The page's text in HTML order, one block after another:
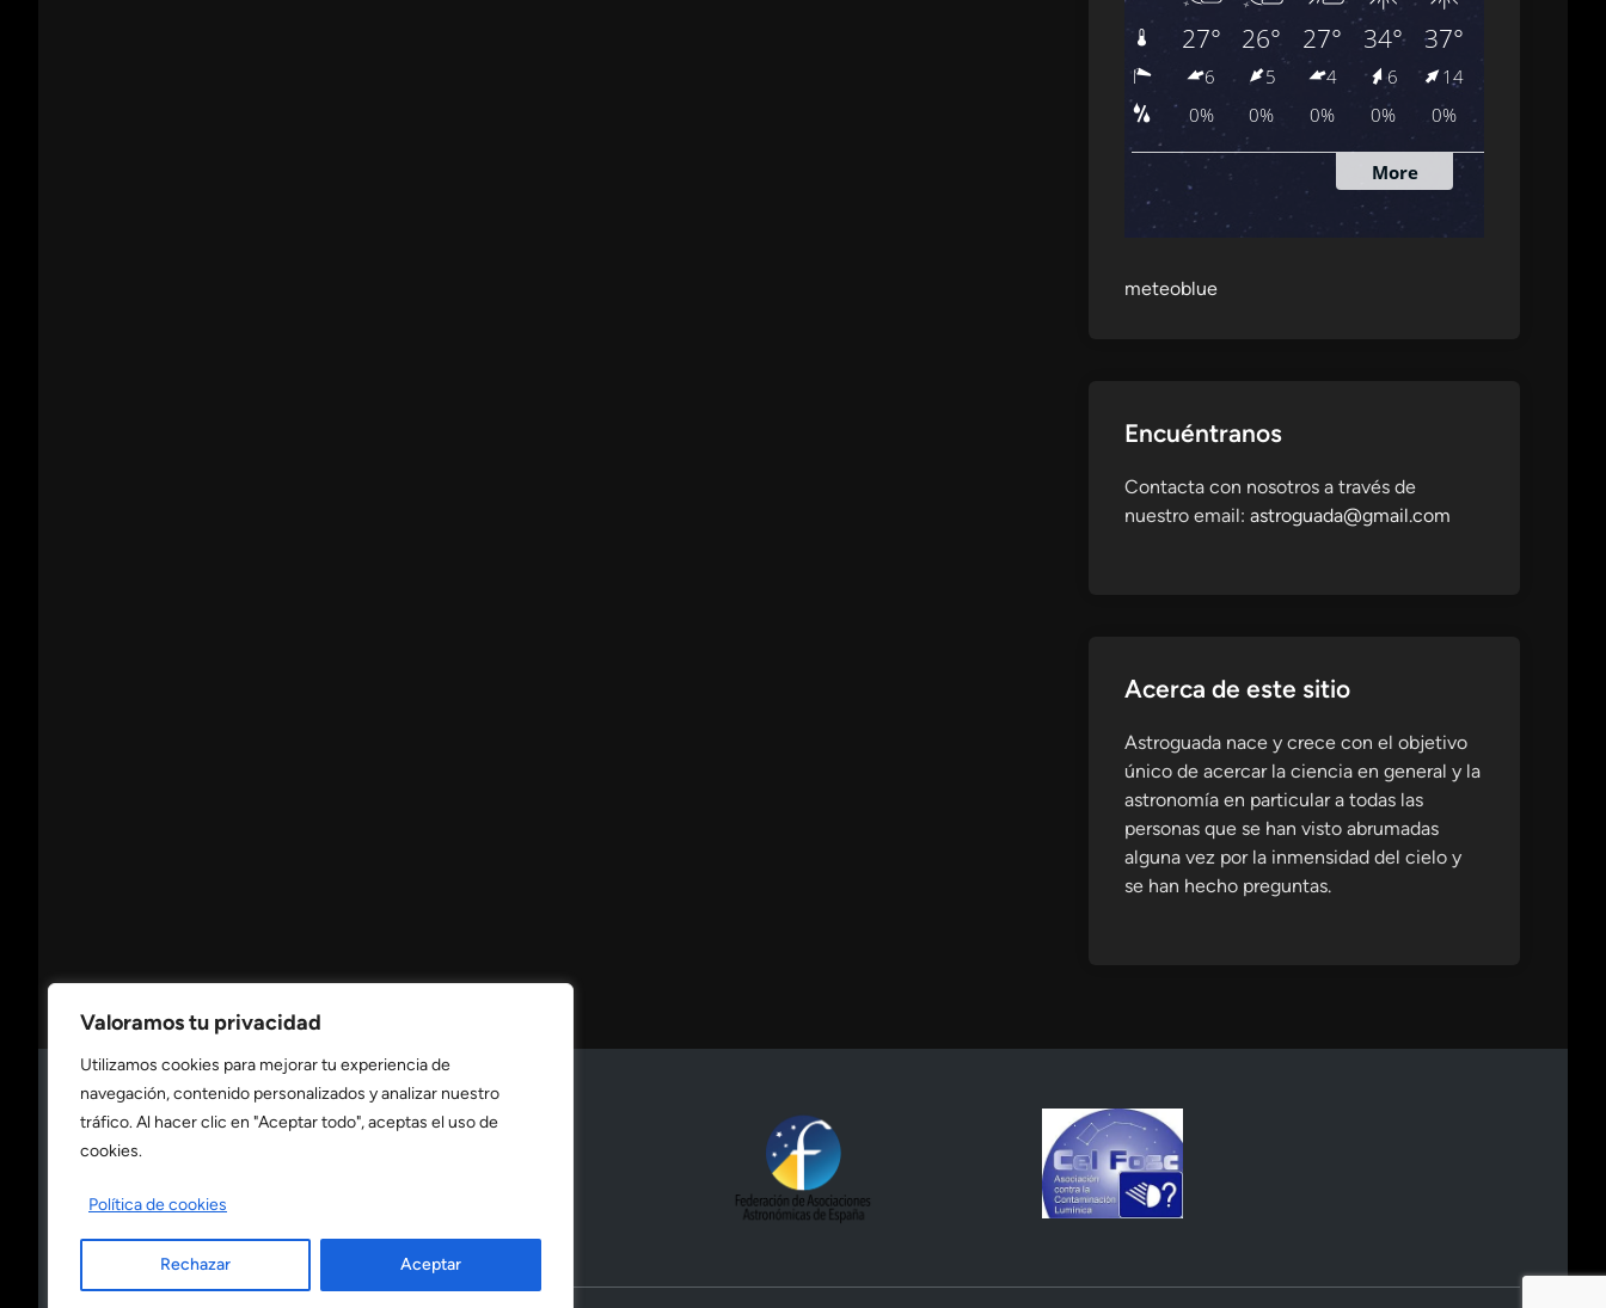
Valoramos tu privacidad
Utilizamos cookies para mejorar tu experiencia de
navegación, contenido personalizados y analizar nuestro
tráfico. Al hacer clic en "Aceptar todo", aceptas el uso de
cookies.
Política de cookies
Rechazar Aceptar
meteoblue
Encuéntranos
Contacta con nosotros a través de
nuestro email: astroguada@gmail.com
Acerca de este sitio
Astroguada nace y crece con el objetivo
único de acercar la ciencia en general y la
astronomía en particular a todas las
personas que se han visto abrumadas
alguna vez por la inmensidad del cielo y
se han hecho preguntas.
Consulta nuestrapolítica de privacidad